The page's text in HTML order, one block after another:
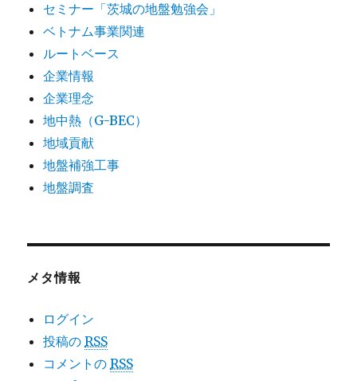
セミナー「茨城の地盤勉強会」
ベトナム事業関連
ルートベース
企業情報
企業理念
地中熱（G-BEC）
地域貢献
地盤補強工事
地盤調査
メタ情報
ログイン
投稿のRSS
コメントのRSS